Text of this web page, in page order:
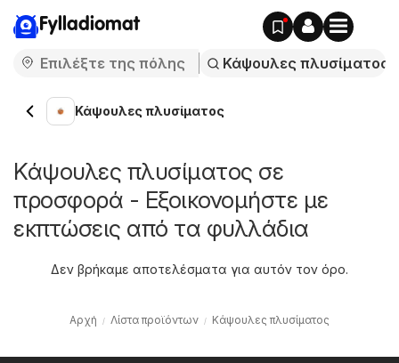
Fylladiomat
Κάψουλες πλυσίματος
Κάψουλες πλυσίματος σε
προσφορά - Εξοικονομήστε με
εκπτώσεις από τα φυλλάδια
Δεν βρήκαμε αποτελέσματα για αυτόν τον όρο.
Αρχή Λίστα προϊόντων Κάψουλες πλυσίματος